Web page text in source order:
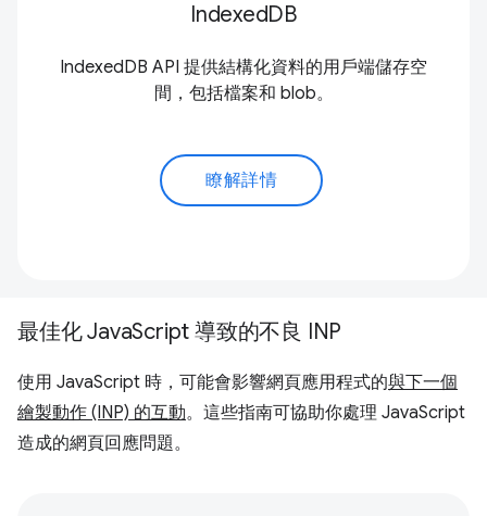
IndexedDB
IndexedDB API 提供結構化資料的用戶端儲存空
間，包括檔案和 blob。
瞭解詳情
最佳化 JavaScript 導致的不良 INP
使用 JavaScript 時，可能會影響網頁應用程式的與下一個
繪製動作 (INP) 的互動。這些指南可協助你處理 JavaScript
造成的網頁回應問題。